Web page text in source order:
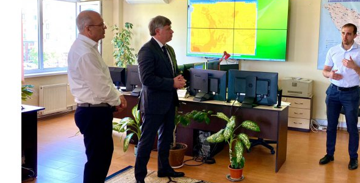
VIDEO // Moldelectrica:
consumatorii finali nu au fost
afectați în urma avarierii Liniei
Bălți–Dnestrovsk. Lucrările de
reparație vor fi efectuate în regim
prioritar